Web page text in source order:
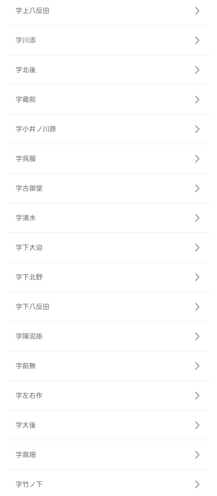
字上八反田
字川添
字北後
字蔵前
字小井ノ川原
字呉服
字古御堂
字清水
字下大迫
字下北野
字下八反田
字障泥掛
字前無
字左右作
字大後
字高畑
字竹ノ下